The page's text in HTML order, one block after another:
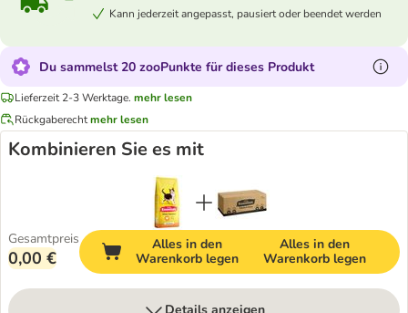
Kann jederzeit angepasst, pausiert oder beendet werden
Du sammelst 20 zooPunkte für dieses Produkt
Lieferzeit 2-3 Werktage. mehr lesen
Rückgaberechtmehr lesen
Kombinieren Sie es mit
Gesamtpreis
0,00 €
Alles in den
Warenkorb legen
Alles in den
Warenkorb legen